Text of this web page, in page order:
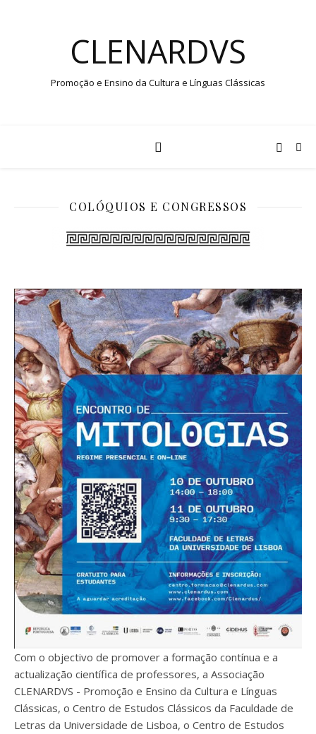
CLENARDVS
Promoção e Ensino da Cultura e Línguas Clássicas
COLÓQUIOS E CONGRESSOS
Com o objectivo de promover a formação contínua e a
actualização científica de professores, a Associação
CLENARDVS - Promoção e Ensino da Cultura e Línguas
Clássicas, o Centro de Estudos Clássicos da Faculdade de
Letras da Universidade de Lisboa, o Centro de Estudos